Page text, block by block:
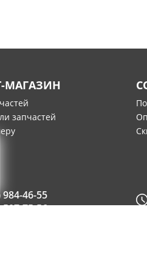
МАГАЗИН
запчастей
984-46-55
507-75-56